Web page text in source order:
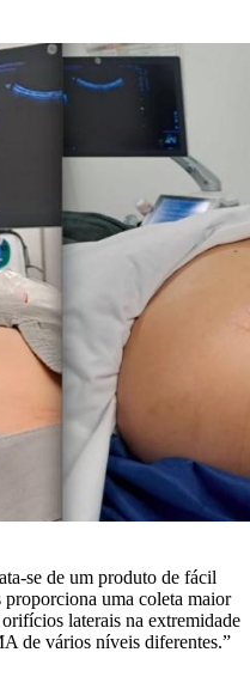
se de um produto de fácil
uma coleta maior
laterais na extremidade
de vários níveis diferentes.”